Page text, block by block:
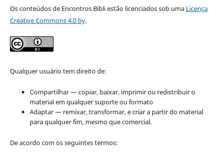
Os conteúdos de Encontros Bibli estão licenciados sob uma Licença
Creative Commons 4.0 by.
Qualquer usuário tem direito de:
Compartilhar — copiar, baixar, imprimir ou redistribuir o
material em qualquer suporte ou formato
Adaptar — remixar, transformar, e criar a partir do material
para qualquer fim, mesmo que comercial.
De acordo com os seguintes termos: